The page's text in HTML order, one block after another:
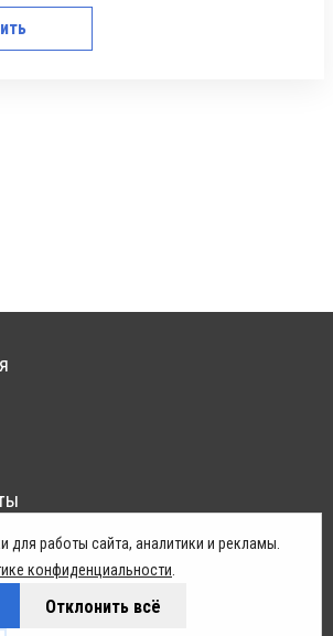
Pelican
информация
для работы сайта, аналитики и рекламы.
конфиденциальности
Отклонить всё